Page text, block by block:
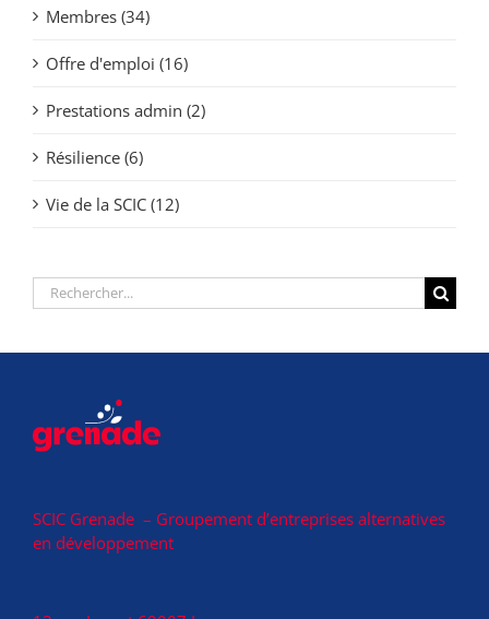
Membres (34)
Offre d'emploi (16)
Prestations admin (2)
Résilience (6)
Vie de la SCIC (12)
Rechercher:
SCIC Grenade – Groupement d’entreprises alternatives
en développement